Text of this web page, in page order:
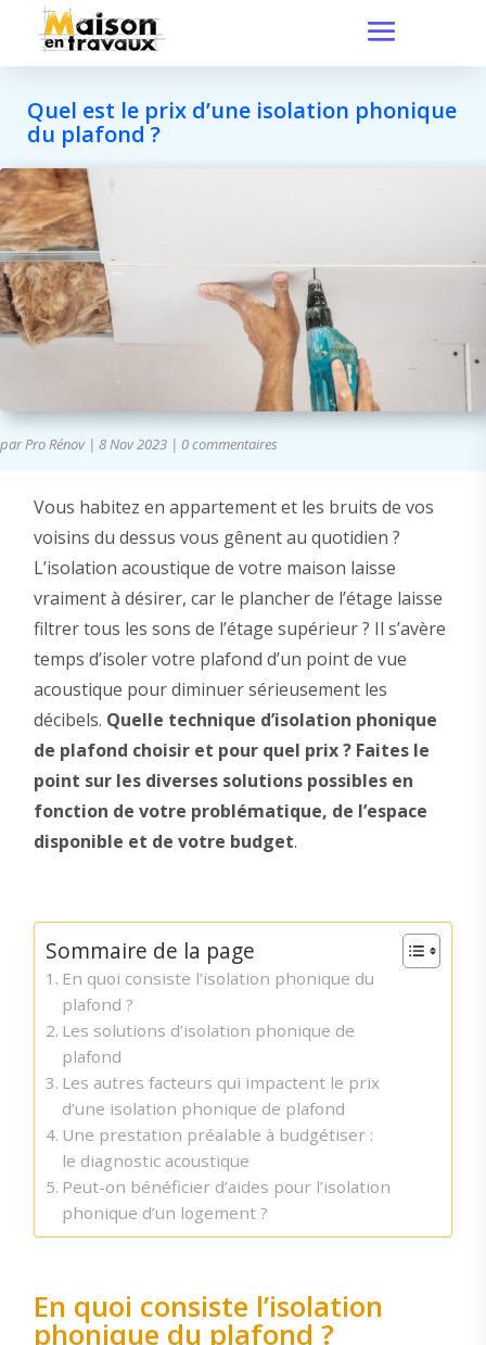
Quel est le prix d’une isolation phonique
du plafond ?
parPro Rénov| 8 Nov 2023 | 0 commentaires
Vous habitez en appartement et les bruits de vos
voisins du dessus vous gênent au quotidien ?
L’isolation acoustique de votre maison laisse
vraiment à désirer, car le plancher de l’étage laisse
filtrer tous les sons de l’étage supérieur ? Il s’avère
temps d’isoler votre plafond d’un point de vue
acoustique pour diminuer sérieusement les
décibels. Quelle technique d’isolation phonique
de plafond choisir et pour quel prix ? Faites le
point sur les diverses solutions possibles en
fonction de votre problématique, de l’espace
disponible et de votre budget.
Sommaire de la page
En quoi consiste l’isolation phonique du
plafond ?
Les solutions d’isolation phonique de
plafond
Les autres facteurs qui impactent le prix
d’une isolation phonique de plafond
Une prestation préalable à budgétiser :
le diagnostic acoustique
Peut-on bénéficier d’aides pour l’isolation
phonique d’un logement ?
En quoi consiste l’isolation
phonique du plafond ?